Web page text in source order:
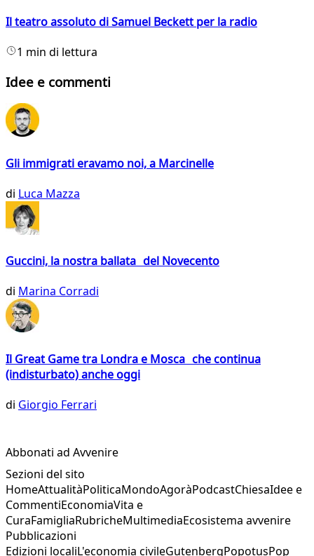
Il teatro assoluto di Samuel Beckett per la radio
1 min di lettura
Idee e commenti
Gli immigrati eravamo noi, a Marcinelle
di Luca Mazza
Guccini, la nostra ballata del Novecento
di Marina Corradi
Il Great Game tra Londra e Mosca che continua
(indisturbato) anche oggi
di Giorgio Ferrari
Abbonati ad Avvenire
Sezioni del sito
HomeAttualitàPoliticaMondoAgoràPodcastChiesaIdee e
CommentiEconomiaVita e
CuraFamigliaRubricheMultimediaEcosistema avvenire
Pubblicazioni
Edizioni localiL'economia civileGutenbergPopotusPop